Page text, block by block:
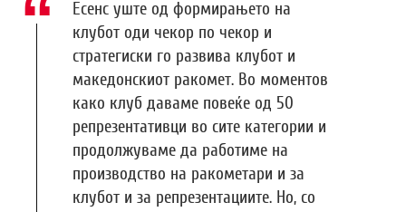
Есенс уште од формирањето на
клубот оди чекор по чекор и
стратегиски го развива клубот и
македонскиот ракомет. Во моментов
како клуб даваме повеќе од 50
репрезентативци во сите категории и
продолжуваме да работиме на
производство на ракометари и за
клубот и за репрезентациите. Но, со